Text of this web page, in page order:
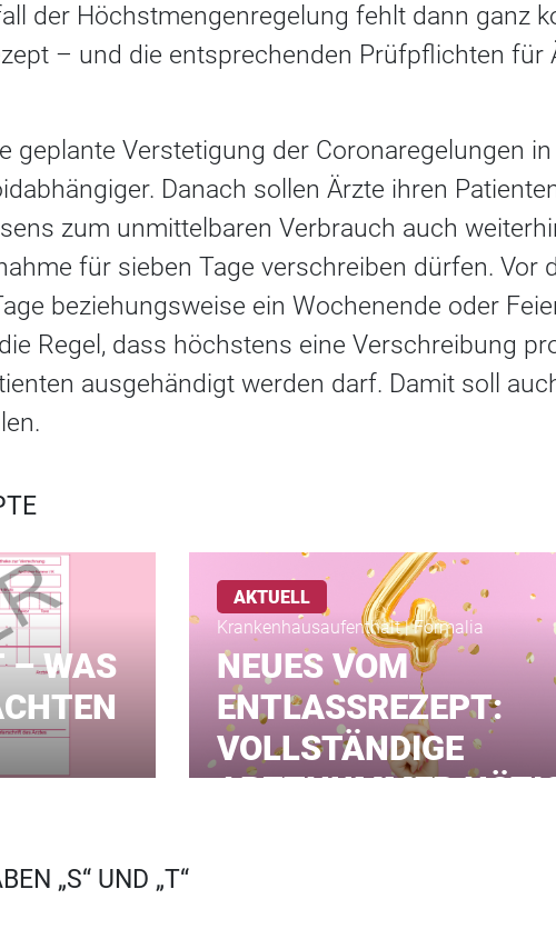
der Höchstmengenregelung fehlt dann ganz
– und die entsprechenden Prüfpflichten für
geplante Verstetigung der Coronaregelungen
Danach sollen Ärzte ihren
zum unmittelbaren Verbrauch auch
für sieben Tage verschreiben dürfen. Vor
beziehungsweise ein Wochenende oder
Regel, dass höchstens eine Verschreibung
ausgehändigt werden darf. Damit soll
– WAS
AKTUELL
Krankenhausaufenthalt | Formalia
NEUES VOM
ENTLASSREZEPT:
VOLLSTÄNDIGE
ARZTNUMMER
„S“ UND „T“